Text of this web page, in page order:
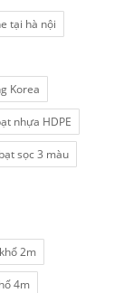
tại hà nội
Korea
nhựa HDPE
sọc 3 màu
2m
4m